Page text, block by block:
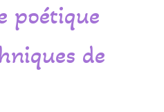
poétique
de